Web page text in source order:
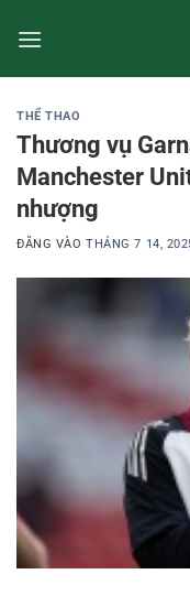
qua
THỂ THAO
Thương vụ
Manchester
nhượng
ĐĂNG VÀOTHÁNG 7 14,